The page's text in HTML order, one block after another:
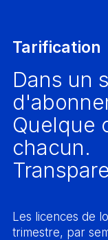
Tarification
Dans un
Quelque
chacun.
Les licences de
trimestre, par